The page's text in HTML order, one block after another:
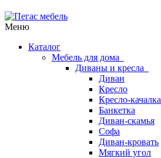
Меню
Каталог
Мебель для дома
Диваны и кресла
Диван
Кресло
Кресло-качалка
Банкетка
Диван-скамья
Софа
Диван-кровать
Мягкий угол